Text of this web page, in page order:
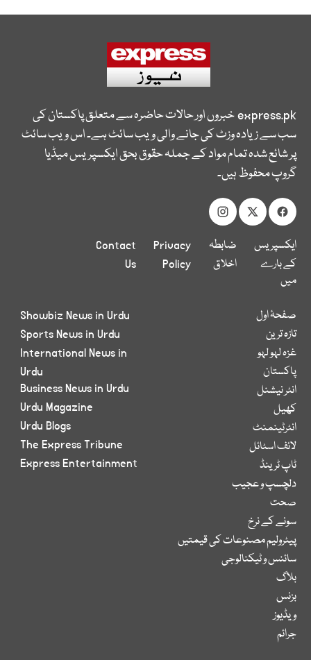
express.pkخبروں اور حالات حاضرہ سے متعلق پاکستان کی
سب سے زیادہ وزٹ کی جانے والی ویب سائٹ ہے۔ اس ویب سائٹ
پر شائع شدہ تمام مواد کے جملہ حقوق بحق ایکسپریس میڈیا
گروپ محفوظ ہیں۔
ایکسپریس
کے بارے
میں
ضابطہ
اخلاق
Privacy
Policy
Contact
Us
صفحۂ اول
تازہ ترین
غزہ لہو لہو
پاکستان
انٹر نیشنل
کھیل
انٹرٹینمنٹ
لائف اسٹائل
ٹاپ ٹرینڈ
دلچسپ و عجیب
صحت
سونے کے نرخ
پیٹرولیم مصنوعات کی قیمتیں
سائنس و ٹیکنالوجی
بلاگ
بزنس
ویڈیوز
جرائم
Showbiz News in Urdu
Sports News in Urdu
International News in
Urdu
Business News in Urdu
Urdu Magazine
Urdu Blogs
The Express Tribune
Express Entertainment